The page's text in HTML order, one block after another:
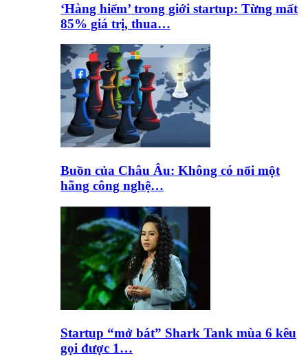
‘Hàng hiếm’ trong giới startup: Từng mất
85% giá trị, thua…
Buồn của Châu Âu: Không có nổi một
hãng công nghệ…
Startup “mở bát” Shark Tank mùa 6 kêu
gọi được 1…